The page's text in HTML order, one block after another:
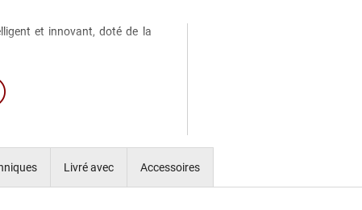
et innovant, doté de la
Livré avec Accessoires